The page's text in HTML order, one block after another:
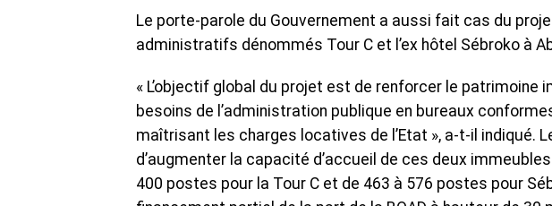
Le porte-parole du Gouvernement a aussi fait cas du
administratifs dénommés Tour C et l’ex hôtel Sébroko à
« L’objectif global du projet est de renforcer le patrimoine
besoins de l’administration publique en bureaux
maîtrisant les charges locatives de l’Etat », a-t-il indiqué.
d’augmenter la capacité d’accueil de ces deux
400 postes pour la Tour C et de 463 à 576 postes pour